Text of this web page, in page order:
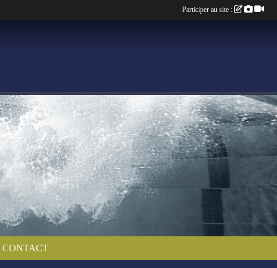
CONTACT
Participer au site :